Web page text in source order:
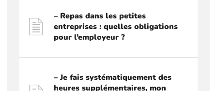
– Repas dans les petites
entreprises : quelles obligations
pour l’employeur ?
– Je fais systématiquement des
heures supplémentaires, mon